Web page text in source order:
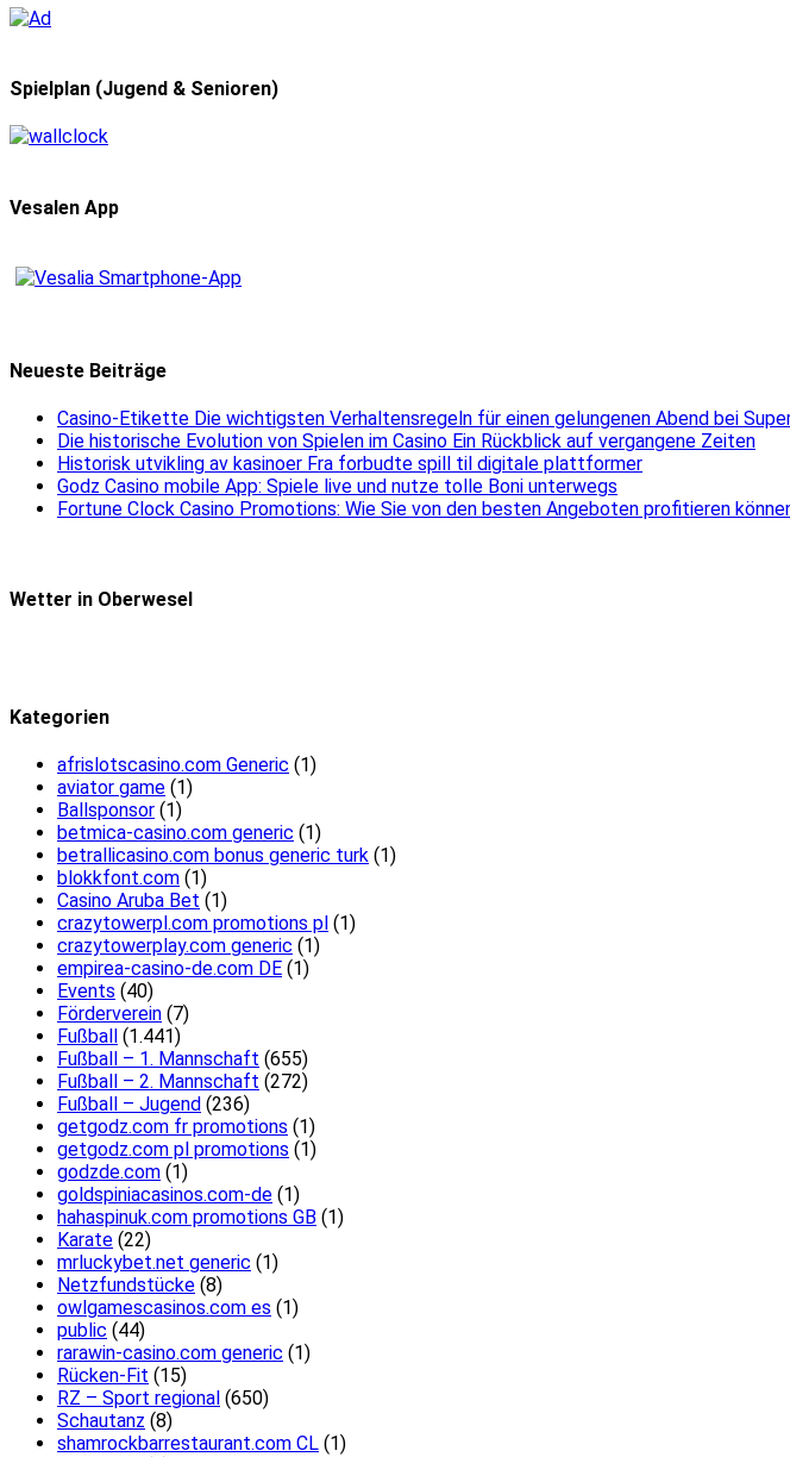
Spielplan (Jugend & Senioren)
Vesalen App
Neueste Beiträge
Casino-Etikette Die wichtigsten Verhaltensregeln für einen gelungenen Abend bei
Die historische Evolution von Spielen im Casino Ein Rückblick auf vergangene Zeiten
Historisk utvikling av kasinoer Fra forbudte spill til digitale plattformer
Godz Casino mobile App: Spiele live und nutze tolle Boni unterwegs
Fortune Clock Casino Promotions: Wie Sie von den besten Angeboten profitieren
Wetter in Oberwesel
Kategorien
afrislotscasino.com Generic (1)
aviator game (1)
Ballsponsor (1)
betmica-casino.com generic (1)
betrallicasino.com bonus generic turk (1)
blokkfont.com (1)
Casino Aruba Bet (1)
crazytowerpl.com promotions pl (1)
crazytowerplay.com generic (1)
empirea-casino-de.com DE (1)
Events (40)
Förderverein (7)
Fußball
(1.441)
Fußball – 1. Mannschaft (655)
Fußball – 2. Mannschaft (272)
Fußball – Jugend (236)
getgodz.com fr promotions (1)
getgodz.com pl promotions (1)
godzde.com (1)
goldspiniacasinos.com-de (1)
hahaspinuk.com promotions GB (1)
Karate (22)
mrluckybet.net generic (1)
Netzfundstücke (8)
owlgamescasinos.com es (1)
public (44)
rarawin-casino.com generic (1)
Rücken-Fit (15)
RZ – Sport regional (650)
Schautanz (8)
shamrockbarrestaurant.com CL (1)